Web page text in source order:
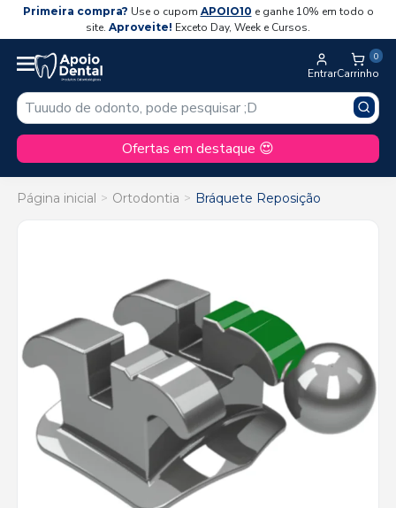
Primeira compra? Use o cupom APOIO10 e ganhe 10% em todo o
site. Aproveite! Exceto Day, Week e Cursos.
Entrar
0
Carrinho
Ofertas em destaque 😍
Página inicial Ortodontia Bráquete Reposição